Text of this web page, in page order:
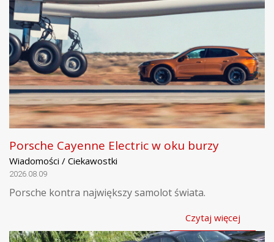
Porsche Cayenne Electric w oku burzy
Wiadomości / Ciekawostki
2026.08.09
Porsche kontra największy samolot świata.
Czytaj więcej